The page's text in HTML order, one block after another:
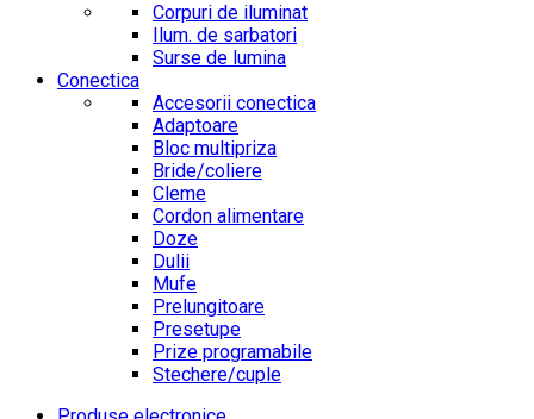
Corpuri de iluminat
Ilum. de sarbatori
Surse de lumina
Conectica
Accesorii conectica
Adaptoare
Bloc multipriza
Bride/coliere
Cleme
Cordon alimentare
Doze
Dulii
Mufe
Prelungitoare
Presetupe
Prize programabile
Stechere/cuple